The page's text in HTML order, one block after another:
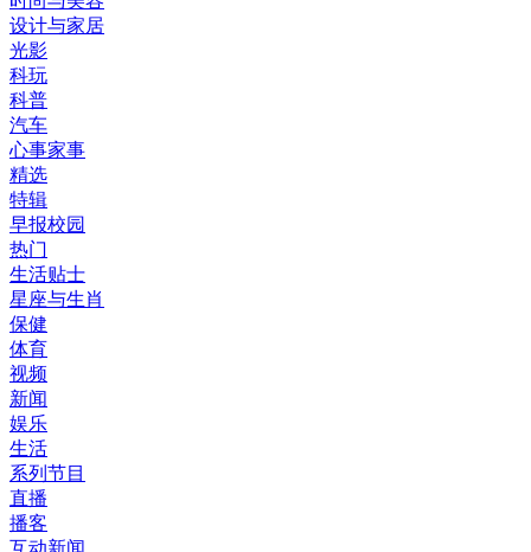
设计与家居
光影
科玩
科普
汽车
心事家事
精选
特辑
早报校园
热门
生活贴士
星座与生肖
保健
体育
视频
新闻
娱乐
生活
系列节目
直播
播客
互动新闻